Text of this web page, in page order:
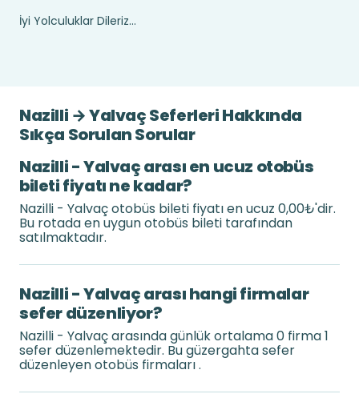
İyi Yolculuklar Dileriz...
Nazilli → Yalvaç Seferleri Hakkında
Sıkça Sorulan Sorular
Nazilli - Yalvaç arası en ucuz otobüs
bileti fiyatı ne kadar?
Nazilli - Yalvaç otobüs bileti fiyatı en ucuz 0,00₺'dir.
Bu rotada en uygun otobüs bileti tarafından
satılmaktadır.
Nazilli - Yalvaç arası hangi firmalar
sefer düzenliyor?
Nazilli - Yalvaç arasında günlük ortalama 0 firma 1
sefer düzenlemektedir. Bu güzergahta sefer
düzenleyen otobüs firmaları .